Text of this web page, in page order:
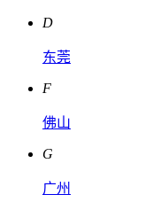
D
东莞
F
佛山
G
广州